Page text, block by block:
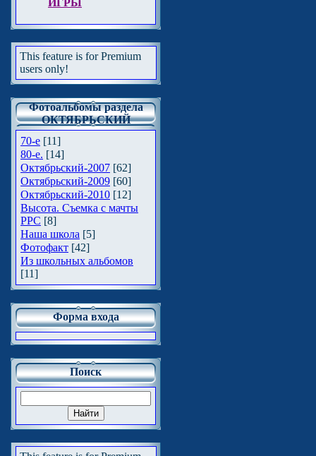
ИГРЫ
This feature is for Premium
users only!
Фотоальбомы раздела
ОКТЯБРЬСКИЙ
70-е [11]
80-e. [14]
Октябрьский-2007 [62]
Октябрьский-2009 [60]
Октябрьский-2010 [12]
Высота. Съемка с мачты
РРС [8]
Наша школа [5]
Фотофакт [42]
Из школьных альбомов
[11]
Форма входа
Поиск